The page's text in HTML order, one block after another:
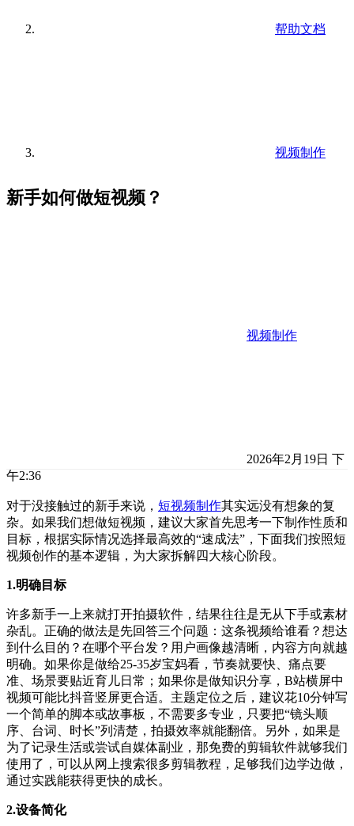
帮助文档
视频制作
新手如何做短视频？
视频制作
2026年2月19日 下
午2:36
对于没接触过的新手来说， 短视频制作其实远没有想象的复
杂。如果我们想做短视频，建议大家首先思考一下制作性质和
目标，根据实际情况选择最高效的“速成法”，下面我们按照短
视频创作的基本逻辑，为大家拆解四大核心阶段。
1.明确目标
许多新手一上来就打开拍摄软件，结果往往是无从下手或素材
杂乱。正确的做法是先回答三个问题：这条视频给谁看？想达
到什么目的？在哪个平台发？用户画像越清晰，内容方向就越
明确。如果你是做给25-35岁宝妈看，节奏就要快、痛点要
准、场景要贴近育儿日常；如果你是做知识分享，B站横屏中
视频可能比抖音竖屏更合适。主题定位之后，建议花10分钟写
一个简单的脚本或故事板，不需要多专业，只要把“镜头顺
序、台词、时长”列清楚，拍摄效率就能翻倍。另外，如果是
为了记录生活或尝试自媒体副业，那免费的剪辑软件就够我们
使用了，可以从网上搜索很多剪辑教程，足够我们边学边做，
通过实践能获得更快的成长。
2.设备简化